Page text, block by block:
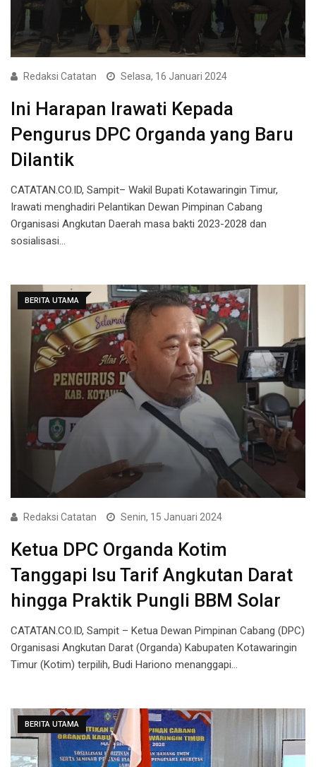
Redaksi Catatan Selasa, 16 Januari 2024
Ini Harapan Irawati Kepada
Pengurus DPC Organda yang Baru
Dilantik
CATATAN.CO.ID, Sampit– Wakil Bupati Kotawaringin Timur,
Irawati menghadiri Pelantikan Dewan Pimpinan Cabang
Organisasi Angkutan Daerah masa bakti 2023-2028 dan
sosialisasi…
BERITA UTAMA
Redaksi Catatan Senin, 15 Januari 2024
Ketua DPC Organda Kotim
Tanggapi Isu Tarif Angkutan Darat
hingga Praktik Pungli BBM Solar
CATATAN.CO.ID, Sampit – Ketua Dewan Pimpinan Cabang (DPC)
Organisasi Angkutan Darat (Organda) Kabupaten Kotawaringin
Timur (Kotim) terpilih, Budi Hariono menanggapi…
BERITA UTAMA